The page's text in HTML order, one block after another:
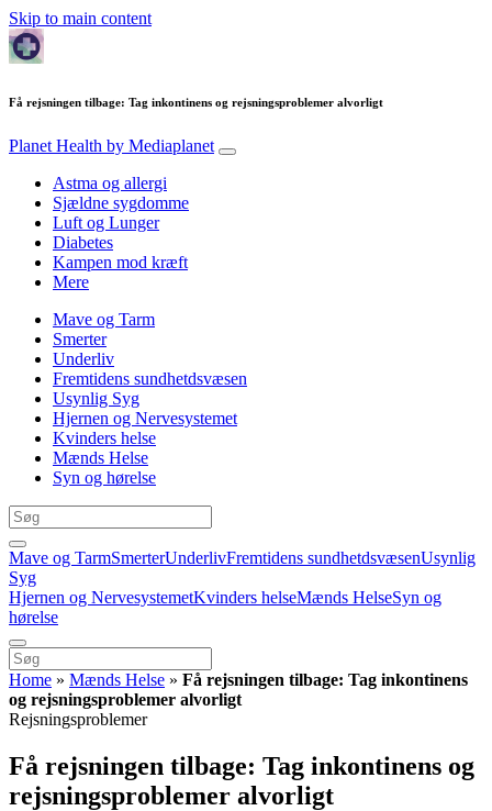
Skip to main content
Få rejsningen tilbage: Tag inkontinens og rejsningsproblemer alvorligt
Planet Health by Mediaplanet
Astma og allergi
Sjældne sygdomme
Luft og Lunger
Diabetes
Kampen mod kræft
Mere
Mave og Tarm
Smerter
Underliv
Fremtidens sundhetdsvæsen
Usynlig Syg
Hjernen og Nervesystemet
Kvinders helse
Mænds Helse
Syn og hørelse
Mave og TarmSmerterUnderlivFremtidens sundhetdsvæsenUsynlig
Syg
Hjernen og NervesystemetKvinders helseMænds HelseSyn og
hørelse
Home » Mænds Helse » Få rejsningen tilbage: Tag inkontinens
og rejsningsproblemer alvorligt
Rejsningsproblemer
Få rejsningen tilbage: Tag inkontinens og
rejsningsproblemer alvorligt